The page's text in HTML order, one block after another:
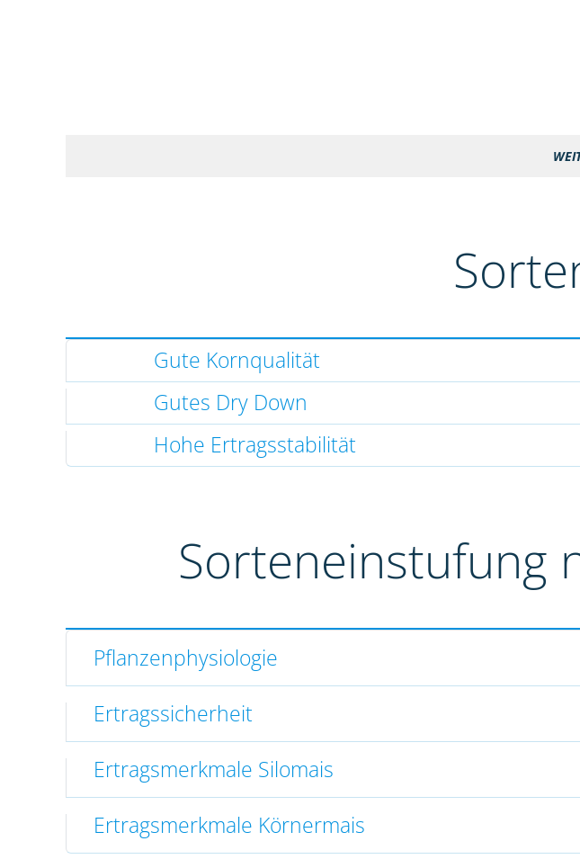
Gute Kornqualität
Gutes Dry Down
Hohe Ertragsstabilität
Sorteneinstufung
Pflanzenphysiologie
Ertragssicherheit
Ertragsmerkmale Silomais
Ertragsmerkmale Körnermais